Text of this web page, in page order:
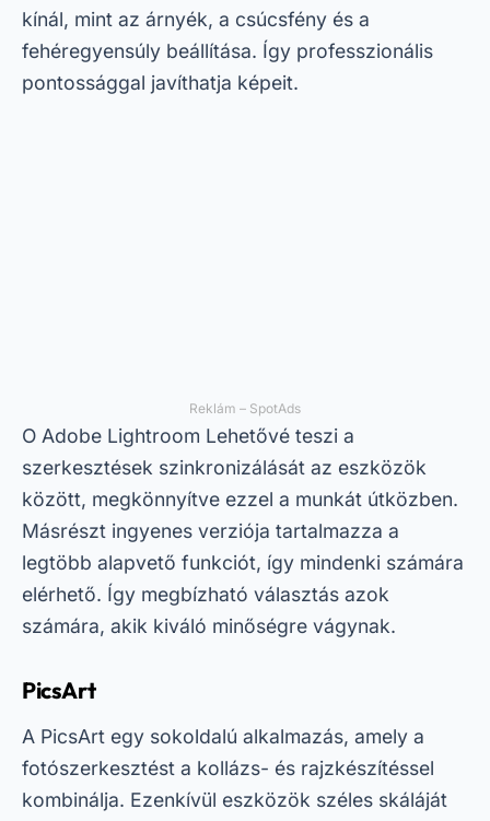
kínál, mint az árnyék, a csúcsfény és a
fehéregyensúly beállítása. Így professzionális
pontossággal javíthatja képeit.
Reklám – SpotAds
O Adobe Lightroom Lehetővé teszi a
szerkesztések szinkronizálását az eszközök
között, megkönnyítve ezzel a munkát útközben.
Másrészt ingyenes verziója tartalmazza a
legtöbb alapvető funkciót, így mindenki számára
elérhető. Így megbízható választás azok
számára, akik kiváló minőségre vágynak.
PicsArt
A PicsArt egy sokoldalú alkalmazás, amely a
fotószerkesztést a kollázs- és rajzkészítéssel
kombinálja. Ezenkívül eszközök széles skáláját